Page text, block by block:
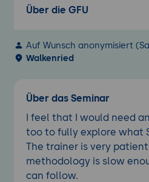
Über die GFU
Auf Wunsch anonymisiert
Walkenried
Über das Seminar
I feel that I would need
too to fully explore what
The trainer is very
methodology is slow
can follow.